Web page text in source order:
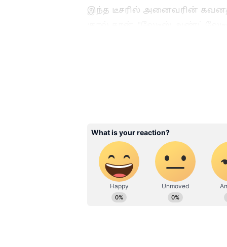
இந்த டீசரில் அனைவரின்
Related Articles
டாக்ஸிக்
யாஷ் வாங்கிய
எவ்வளவு